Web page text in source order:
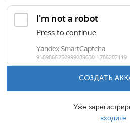
СОЗДАТЬ
Уже
входите